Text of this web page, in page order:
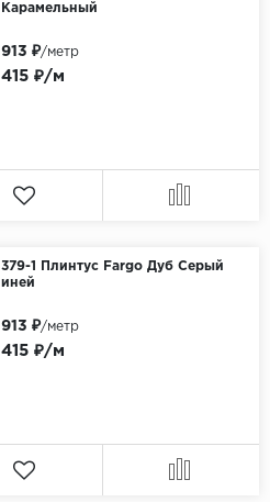
Карамельный
415 ₽/м
913 ₽/метр
379-1 Плинтус Fargo Дуб Серый
иней
415 ₽/м
913 ₽/метр